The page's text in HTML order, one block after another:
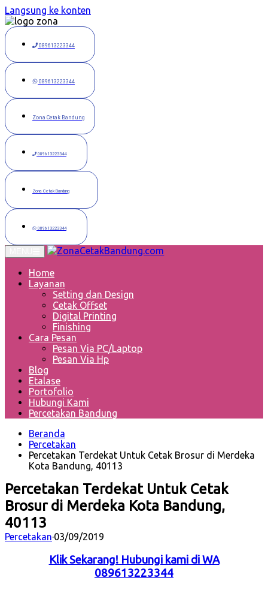
Langsung ke konten
089613223344
089613223344
Zona Cetak Bandung
089613223344
Zona Cetak Bandung
089613223344
Home
Layanan
Setting dan Design
Cetak Offset
Digital Printing
Finishing
Cara Pesan
Pesan Via PC/Laptop
Pesan Via Hp
Blog
Etalase
Portofolio
Hubungi Kami
Percetakan Bandung
Beranda
Percetakan
Percetakan Terdekat Untuk Cetak Brosur di Merdeka
Kota Bandung, 40113
Percetakan Terdekat Untuk Cetak
Brosur di Merdeka Kota Bandung,
40113
Percetakan·03/09/2019
Klik Sekarang! Hubungi kami di WA
089613223344